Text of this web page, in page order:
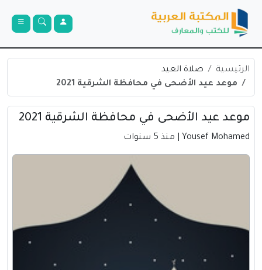
الرئيسية
صلاة العيد
موعد عيد الأضحى في محافظة الشرقية 2021
موعد عيد الأضحى في محافظة الشرقية 2021
Yousef Mohamed | منذ 5 سنوات